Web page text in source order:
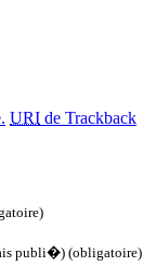
URI de Trackback
publi�) (obligatoire)